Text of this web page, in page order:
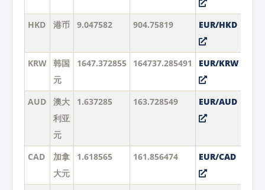
HKD 港币 9.047582 904.75819 EUR/HKD
KRW 韩国
元
1647.372855 164737.285491 EUR/KRW
AUD
澳大
利亚
元
1.637285 163.728549 EUR/AUD
CAD
加拿
大元
1.618565 161.856474 EUR/CAD